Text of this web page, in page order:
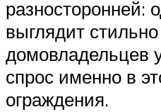
разносторонней:
выглядит
домовладельцев
спрос именно в
ограждения.